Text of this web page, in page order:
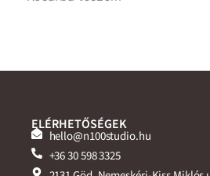
ELÉRHETŐSÉGEK
hello@n100studio.hu
+36 30 598 3325